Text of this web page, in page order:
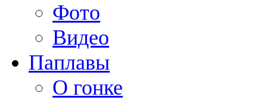
Фото
Видео
Паплавы
О гонке